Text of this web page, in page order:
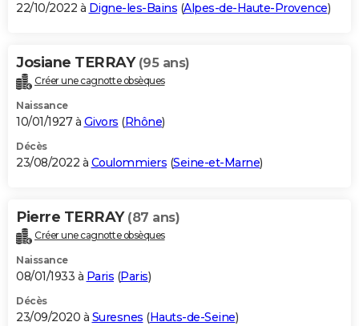
22/10/2022 à Digne-les-Bains (Alpes-de-Haute-Provence)
Josiane TERRAY (95 ans)
Créer une cagnotte obsèques
Naissance
10/01/1927 à Givors (Rhône)
Décès
23/08/2022 à Coulommiers (Seine-et-Marne)
Pierre TERRAY (87 ans)
Créer une cagnotte obsèques
Naissance
08/01/1933 à Paris (Paris)
Décès
23/09/2020 à Suresnes (Hauts-de-Seine)